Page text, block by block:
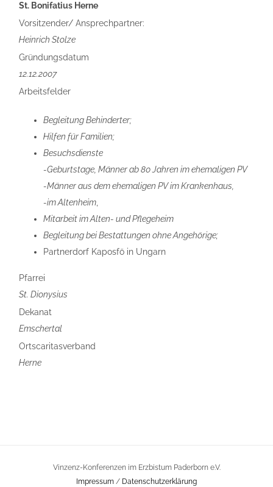
St. Bonifatius Herne
Vorsitzender/ Ansprechpartner:
Heinrich Stolze
Gründungsdatum
12.12.2007
Arbeitsfelder
Begleitung Behinderter;
Hilfen für Familien;
Besuchsdienste
-Geburtstage, Männer ab 80 Jahren im ehemaligen PV
-Männer aus dem ehemaligen PV im Krankenhaus,
-im Altenheim
Mitarbeit im Alten- und Pflegeheim
Begleitung bei Bestattungen ohne Angehörige;
Partnerdorf Kaposfö in Ungarn
Pfarrei
St. Dionysius
Dekanat
Emschertal
Ortscaritasverband
Herne
Vinzenz-Konferenzen im Erzbistum Paderborn e.V.
Impressum / Datenschutzerklärung